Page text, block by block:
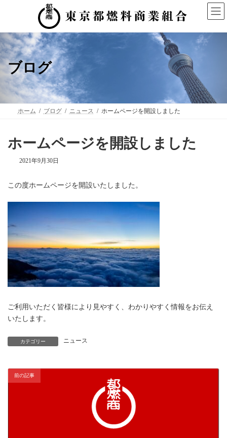
ン
ツ
へ
ス
ー
シ
ョ
ン
ブログ
ホーム ブログ ニュース ホームページを開設しました
ホームページを開設しました
2021年9月30日
この度ホームページを開設いたしました。
ご利用いただく皆様により見やすく、わかりやすく情報をお伝え
いたします。
カテゴリー ニュース
前の記事